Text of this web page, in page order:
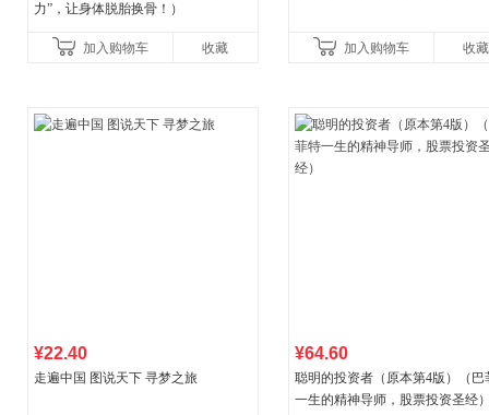
力”，让身体脱胎换骨！）
加入购物车 收藏 加入购物车 收藏
¥22.40
走遍中国 图说天下 寻梦之旅
¥64.60
聪明的投资者（原本第4版）（巴
一生的精神导师，股票投资圣经